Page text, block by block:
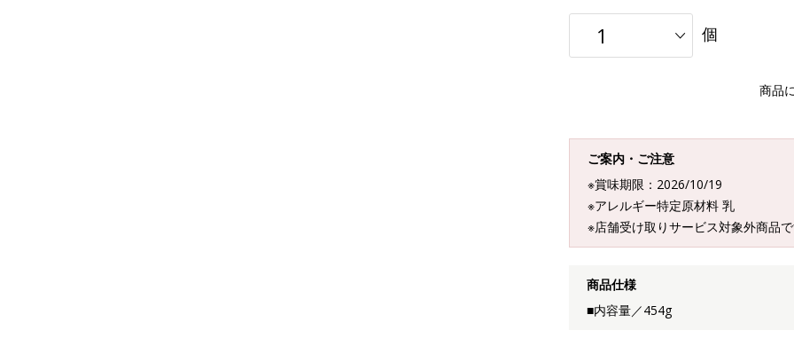
個
商品
ご案内・ご注意
※賞味期限：2026/10/19
※アレルギー特定原材料 乳
※店舗受け取りサービス対象外商品
商品仕様
■内容量／454g